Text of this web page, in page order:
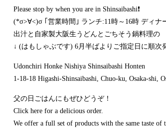
Please stop by when you are in Shinsaibashi❗
(*σ>∀<)σ ｢営業時間｣ ランチ:11時～16時 ディ
出汁と自家製大阪生うどんとごちそう鍋料理の
↓ (はもしゃぶです) 6月半ばよりご指定日に順次
Udonchiri Honke Nishiya Shinsaibashi Honten
1-18-18 Higashi-Shinsaibashi, Chuo-ku, Osaka-shi,
父の日ごはんにもぜひどうぞ！
Click here for a delicious order.
We offer a full set of products with the same taste of